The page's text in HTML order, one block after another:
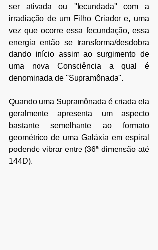
ser ativada ou ''fecundada'' com a
irradiação de um Filho Criador e, uma
vez que ocorre essa fecundação, essa
energia então se transforma/desdobra
dando início assim ao surgimento de
uma nova Consciência a qual é
denominada de ''Supramônada''.
Quando uma Supramônada é criada ela
geralmente apresenta um aspecto
bastante semelhante ao formato
geométrico de uma Galáxia em espiral
podendo vibrar entre (36ª dimensão até
144D).